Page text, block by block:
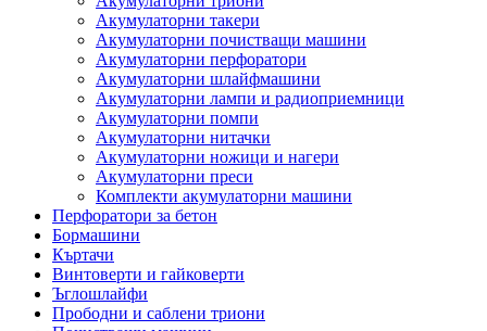
Акумулаторни такери
Акумулаторни почистващи машини
Акумулаторни перфоратори
Акумулаторни шлайфмашини
Акумулаторни лампи и радиоприемници
Акумулаторни помпи
Акумулаторни нитачки
Акумулаторни ножици и нагери
Акумулаторни преси
Комплекти акумулаторни машини
Перфоратори за бетон
Бормашини
Къртачи
Винтоверти и гайковерти
Ъглошлайфи
Прободни и саблени триони